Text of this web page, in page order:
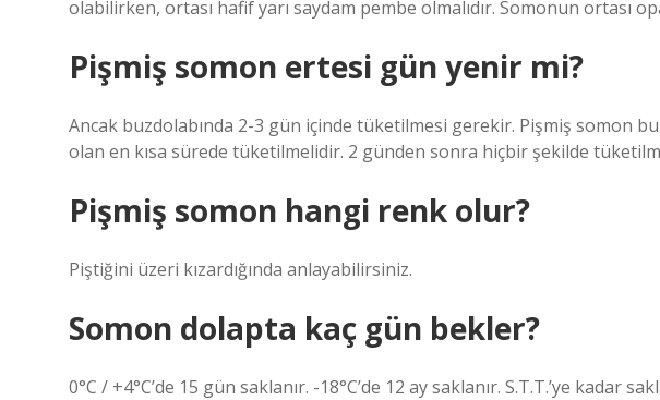
olabilirken, ortası hafif yarı saydam pembe olmalıdır. Somonun ortası
Pişmiş somon ertesi gün yenir mi?
Ancak buzdolabında 2-3 gün içinde tüketilmesi gerekir. Pişmiş somon
olan en kısa sürede tüketilmelidir. 2 günden sonra hiçbir şekilde
Pişmiş somon hangi renk olur?
Piştiğini üzeri kızardığında anlayabilirsiniz.
Somon dolapta kaç gün bekler?
0°C / +4°C’de 15 gün saklanır. -18°C’de 12 ay saklanır. S.T.T.’ye kadar